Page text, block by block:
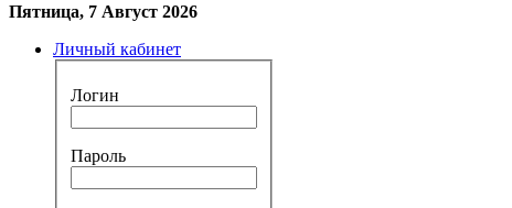
Пятница, 7 Август 2026
Личный кабинет
Логин
Пароль